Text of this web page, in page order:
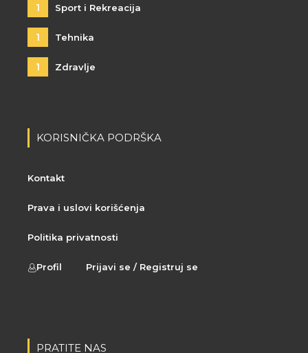
1 Sport i Rekreacija
1 Tehnika
1 Zdravlje
KORISNIČKA PODRŠKA
Kontakt
Prava i uslovi korišćenja
Politika privatnosti
Profil Prijavi se / Registruj se
PRATITE NAS